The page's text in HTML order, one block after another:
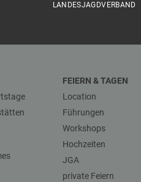
LANDESJAGDVERBAND
FEIERN & TAGEN
Location
Führungen
Workshops
Hochzeiten
JGA
private Feiern